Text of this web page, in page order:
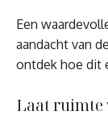
Een
aandacht van
ontdek hoe dit
Laat ruimte